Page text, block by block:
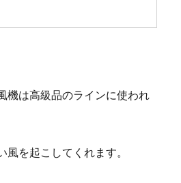
機は高級品のラインに使われ
風を起こしてくれます。